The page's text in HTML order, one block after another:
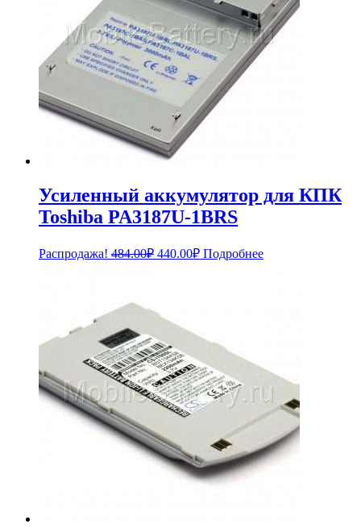
Усиленный аккумулятор для КПК
Toshiba PA3187U-1BRS
Распродажа! 484.00₽ Первоначальная
440.00₽Текущая
цена:
Подробнее